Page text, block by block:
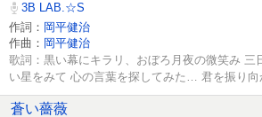
3B LAB.☆S
作詞： 岡平健治
作曲： 岡平健治
歌詞：黒い幕にキラリ、おぼろ月夜の微笑み 三
い星をみて 心の言葉を探してみた… 君を振り向
蒼い薔薇